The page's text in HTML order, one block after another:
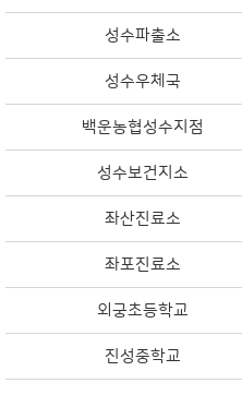
성수파출소
성수우체국
백운농협성수지점
성수보건지소
좌산진료소
좌포진료소
외궁초등학교
진성중학교